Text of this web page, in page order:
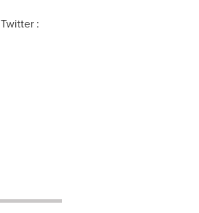
Twitter :